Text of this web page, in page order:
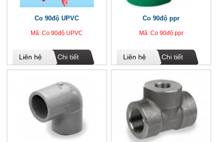
Co 90độ UPVC
Mã: Co 90độ UPVC
Liên hệ Chi tiết
Co 90độ ppr
Mã: Co 90độ ppr
Liên hệ Chi tiết